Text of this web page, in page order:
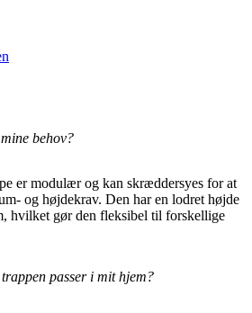
behov?
er modulær og kan skræddersyes for at
og højdekrav. Den har en lodret højde
hvilket gør den fleksibel til forskellige
passer i mit hjem?